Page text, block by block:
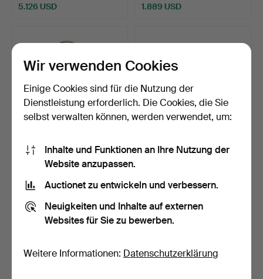
5.126 USD 1.889 USD
208.
EINE GOLDENE
TASCHENUHR MIT
OFFENEM ZIFFER…
Verkauft
1.080 USD
211. TASCHENUHR MIT
1.484 USD
Wir verwenden Cookies
Einige Cookies sind für die Nutzung der
Dienstleistung erforderlich. Die Cookies, die Sie
selbst verwalten können, werden verwendet, um:
Inhalte und Funktionen an Ihre Nutzung der
Website anzupassen.
Auctionet zu entwickeln und verbessern.
Neuigkeiten und Inhalte auf externen
Websites für Sie zu bewerben.
Weitere Informationen: Datenschutzerklärung